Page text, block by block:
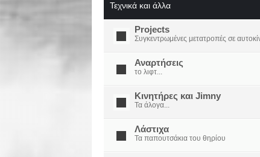
Τεχνικά και άλλα
Projects
Συγκεντρωμένες μετατροπές σε
Αναρτήσεις
το λιφτ...
Κινητήρες και Jimny
Τα άλογα...
Λάστιχα
Τα παπουτσάκια του θηρίου